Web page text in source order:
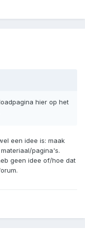
hier op het
een idee is: maak
pagina's.
geen idee of/hoe dat